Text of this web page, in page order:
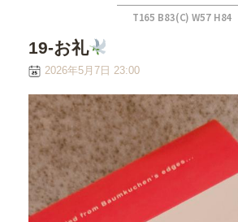
T165 B83(C) W57 H84
19-お礼
2026年5月7日 23:00